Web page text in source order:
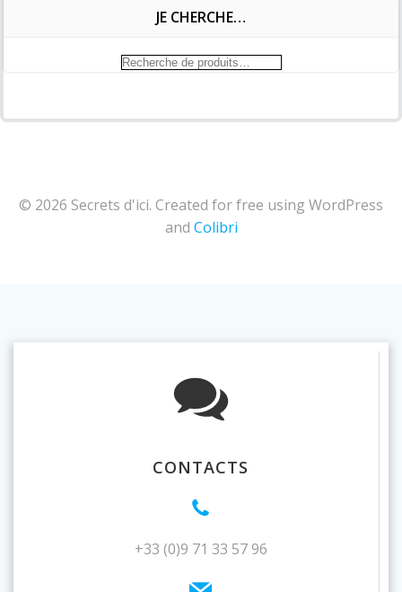
JE CHERCHE…
Recherche
© 2026 Secrets d'ici. Created for free using WordPress
and Colibri
CONTACTS
+33 (0)9 71 33 57 96